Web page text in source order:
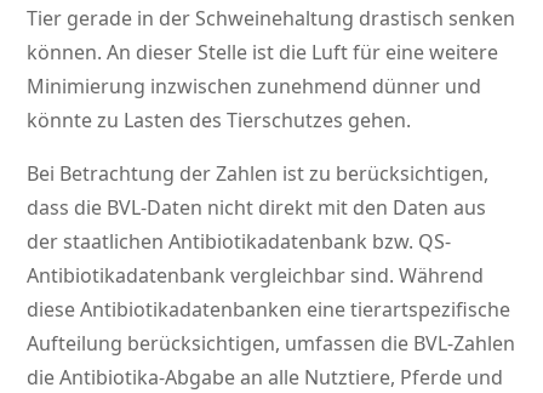
Tier gerade in der Schweinehaltung drastisch senken
können. An dieser Stelle ist die Luft für eine weitere
Minimierung inzwischen zunehmend dünner und
könnte zu Lasten des Tierschutzes gehen.
Bei Betrachtung der Zahlen ist zu berücksichtigen,
dass die BVL-Daten nicht direkt mit den Daten aus
der staatlichen Antibiotikadatenbank bzw. QS-
Antibiotikadatenbank vergleichbar sind. Während
diese Antibiotikadatenbanken eine tierartspezifische
Aufteilung berücksichtigen, umfassen die BVL-Zahlen
die Antibiotika-Abgabe an alle Nutztiere, Pferde und